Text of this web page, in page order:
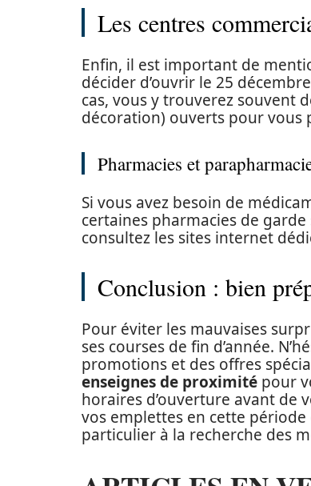
Les centres
Enfin, il est important de
décider d’ouvrir le 25
cas, vous y trouverez souvent
décoration) ouverts pour vous
Pharmacies et
Si vous avez besoin de
certaines pharmacies de
consultez les sites internet
Conclusion : bien
Pour éviter les mauvaises
ses courses de fin d’année.
promotions et des offres
enseignes de proximité pour
horaires d’ouverture avant de
vos emplettes en cette
particulier à la recherche des